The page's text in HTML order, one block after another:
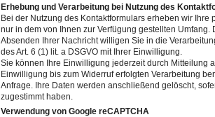
Erhebung und Verarbeitung bei Nutzung des
Bei der Nutzung des Kontaktformulars erheben wir
nur in dem von Ihnen zur Verfügung gestellten
Absenden Ihrer Nachricht willigen Sie in die
des Art. 6 (1) lit. a DSGVO mit Ihrer Einwilligung.
Sie können Ihre Einwilligung jederzeit durch Mitteilung
Einwilligung bis zum Widerruf erfolgten Verarbeitung
Anfrage. Ihre Daten werden anschließend gelöscht,
zugestimmt haben.
Verwendung von Google reCAPTCHA